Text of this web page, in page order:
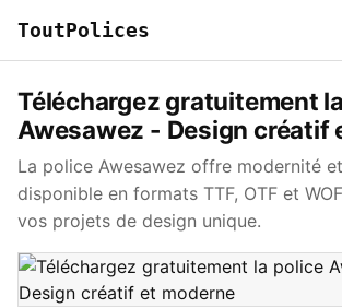
ToutPolices
Téléchargez gratuitement
Awesawez - Design créatif
La police Awesawez offre modernité
disponible en formats TTF, OTF et
vos projets de design unique.